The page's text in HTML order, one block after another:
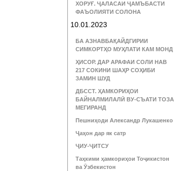
ХОРУҒ. ҶАЛАСАИ ҶАМЪБАСТИ
ФАЪОЛИЯТИ СОЛОНА
10.01.2023
БА АЗНАВБАҚАЙДГИРИИ
СИМКОРТҲО МУҲЛАТИ КАМ МОНД
ҲИСОР. ДАР АРАФАИ СОЛИ НАВ
217 СОКИНИ ШАҲР СОҲИБИ
ЗАМИН ШУД
ДБССТ. ҲАМКОРИҲОИ
БАЙНАЛМИЛАЛӢ ВУ-СЪАТИ ТОЗА
МЕГИРАНД
Пешниҳоди Александр Лукашенко
Ҷаҳон дар як сатр
ҶИУ-ҶИТСУ
Таҳкими ҳамкориҳои Тоҷикистон
ва Ӯзбекистон